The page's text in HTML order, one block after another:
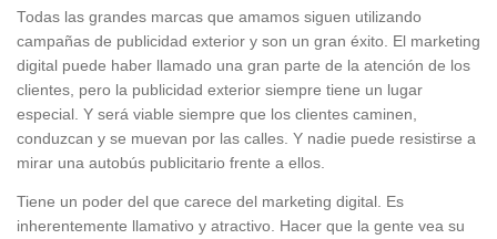
Todas las grandes marcas que amamos siguen utilizando
campañas de publicidad exterior y son un gran éxito. El marketing
digital puede haber llamado una gran parte de la atención de los
clientes, pero la publicidad exterior siempre tiene un lugar
especial. Y será viable siempre que los clientes caminen,
conduzcan y se muevan por las calles. Y nadie puede resistirse a
mirar una autobús publicitario frente a ellos.
Tiene un poder del que carece del marketing digital. Es
inherentemente llamativo y atractivo. Hacer que la gente vea su